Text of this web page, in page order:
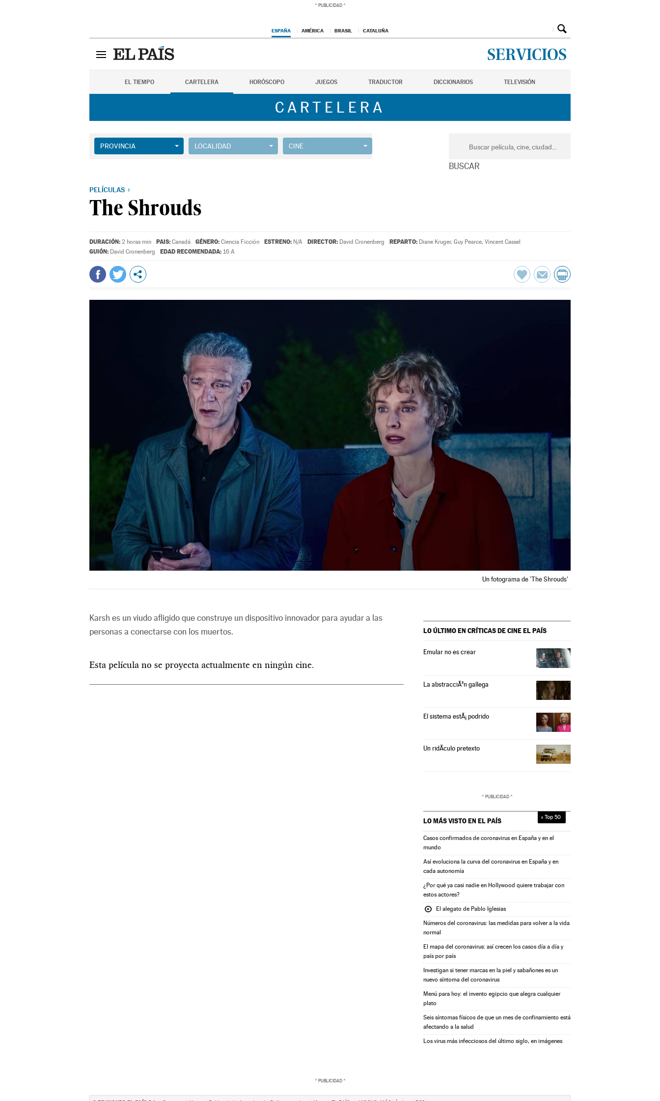
ESPAÑA AMÉRICA BRASIL CATALUÑA
SERVICIOS
EL TIEMPO CARTELERA HORÓSCOPO JUEGOS TRADUCTOR DICCIONARIOS TELEVISIÓN
CARTELERA
PROVINCIA LOCALIDAD CINE
PELÍCULAS
The Shrouds
DURACIÓN: 2 horas min PAIS: Canadá GÉNERO: Ciencia Ficción ESTRENO: N/A DIRECTOR: David Cronenberg REPARTO: Diane Kruger, Guy Pearce, Vincent Cassel
GUIÓN: David Cronenberg EDAD RECOMENDADA: 16 A
Un fotograma de 'The Shrouds'
Karsh es un viudo afligido que construye un dispositivo innovador para ayudar a las
personas a conectarse con los muertos.
Esta película no se proyecta actualmente en ningún cine.
LO ÚLTIMO EN CRÍTICAS DE CINEEL PAÍS
Emular no es crear
La abstracciÃ³n gallega
El sistema estÃ¡ podrido
Un ridÃ­culo pretexto
LO MÁS VISTO EN EL PAÍS » Top 50
Casos confirmados de coronavirus en España y en el
mundo
Así evoluciona la curva del coronavirus en España y en
cada autonomía
¿Por qué ya casi nadie en Hollywood quiere trabajar con
estos actores?
El alegato de Pablo Iglesias
Números del coronavirus: las medidas para volver a la vida
normal
El mapa del coronavirus: así crecen los casos día a día y
país por país
Investigan si tener marcas en la piel y sabañones es un
nuevo síntoma del coronavirus
Menú para hoy: el invento egipcio que alegra cualquier
plato
Seis síntomas físicos de que un mes de confinamiento está
afectando a la salud
Los virus más infecciosos del último siglo, en imágenes